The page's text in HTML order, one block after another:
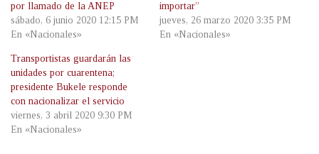
por llamado de la ANEP
sábado, 6 junio 2020 12:15 PM
En «Nacionales»
importar”
jueves, 26 marzo 2020 3:35 PM
En «Nacionales»
Transportistas guardarán las
unidades por cuarentena;
presidente Bukele responde
con nacionalizar el servicio
viernes, 3 abril 2020 9:30 PM
En «Nacionales»